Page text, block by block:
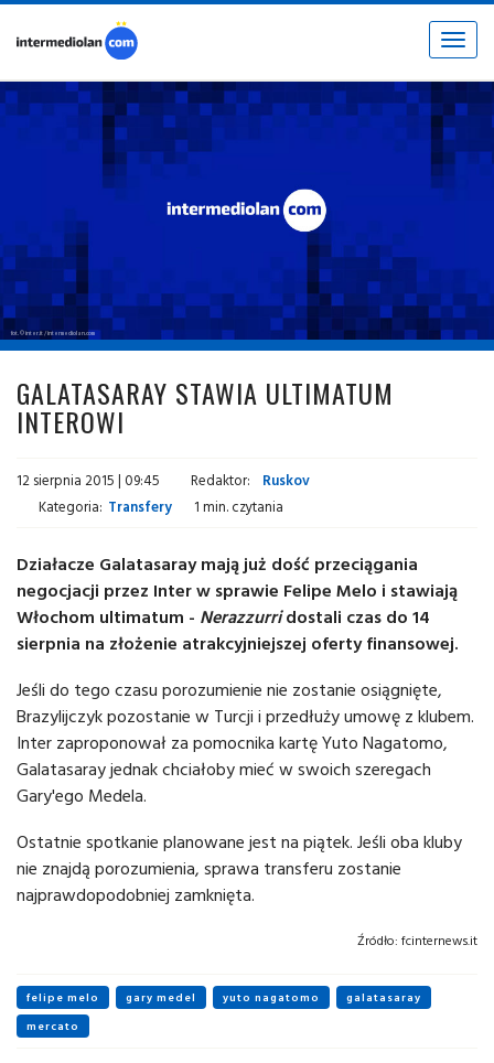
Toggle
fot. © inter.it / intermediolan.com
GALATASARAY STAWIA ULTIMATUM
INTEROWI
12 sierpnia 2015 | 09:45 Redaktor:
Ruskov
Kategoria: Transfery 1 min. czytania
Działacze Galatasaray mają już dość przeciągania
negocjacji przez Inter w sprawie Felipe Melo i stawiają
Włochom ultimatum - Nerazzurridostali czas do 14
sierpnia na złożenie atrakcyjniejszej oferty finansowej.
Jeśli do tego czasu porozumienie nie zostanie osiągnięte,
Brazylijczyk pozostanie w Turcji i przedłuży umowę z klubem.
Inter zaproponował za pomocnika kartę Yuto Nagatomo,
Galatasaray jednak chciałoby mieć w swoich szeregach
Gary'ego Medela.
Ostatnie spotkanie planowane jest na piątek. Jeśli oba kluby
nie znajdą porozumienia, sprawa transferu zostanie
najprawdopodobniej zamknięta.
Źródło: fcinternews.it
felipe melo gary medel yuto nagatomo
galatasaray
mercato